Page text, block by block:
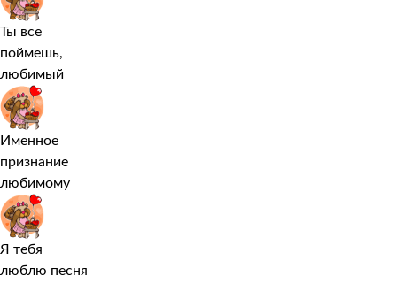
Ты все
поймешь,
любимый
Именное
признание
любимому
Я тебя
люблю песня